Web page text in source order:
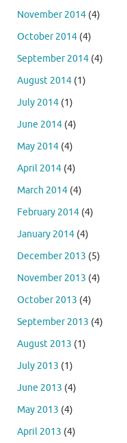
November 2014 (4)
October 2014 (4)
September 2014 (4)
August 2014 (1)
July 2014 (1)
June 2014 (4)
May 2014 (4)
April 2014 (4)
March 2014 (4)
February 2014 (4)
January 2014 (4)
December 2013 (5)
November 2013 (4)
October 2013 (4)
September 2013 (4)
August 2013 (1)
July 2013 (1)
June 2013 (4)
May 2013 (4)
April 2013 (4)